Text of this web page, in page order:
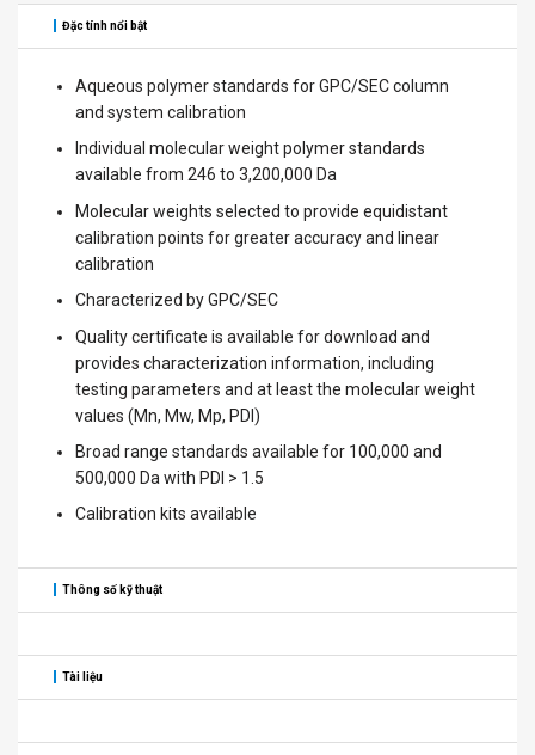
Đặc tính nổi bật
Aqueous polymer standards for GPC/SEC column
and system calibration
Individual molecular weight polymer standards
available from 246 to 3,200,000 Da
Molecular weights selected to provide equidistant
calibration points for greater accuracy and linear
calibration
Characterized by GPC/SEC
Quality certificate is available for download and
provides characterization information, including
testing parameters and at least the molecular weight
values (Mn, Mw, Mp, PDI)
Broad range standards available for 100,000 and
500,000 Da with PDI > 1.5
Calibration kits available
Thông số kỹ thuật
Tài liệu